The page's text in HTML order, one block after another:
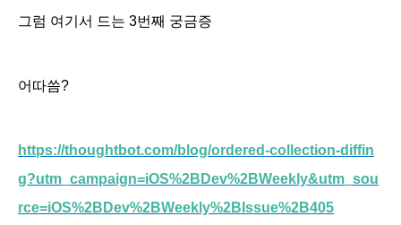
그럼 여기서 드는 3번째 궁금증
어따씀?
https://thoughtbot.com/blog/ordered-collection-diffin
g?utm_campaign=iOS%2BDev%2BWeekly&utm_sou
rce=iOS%2BDev%2BWeekly%2BIssue%2B405